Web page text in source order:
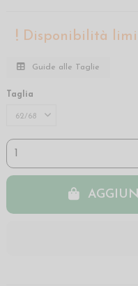
Disponibilità
Guide alle Taglie
Taglia